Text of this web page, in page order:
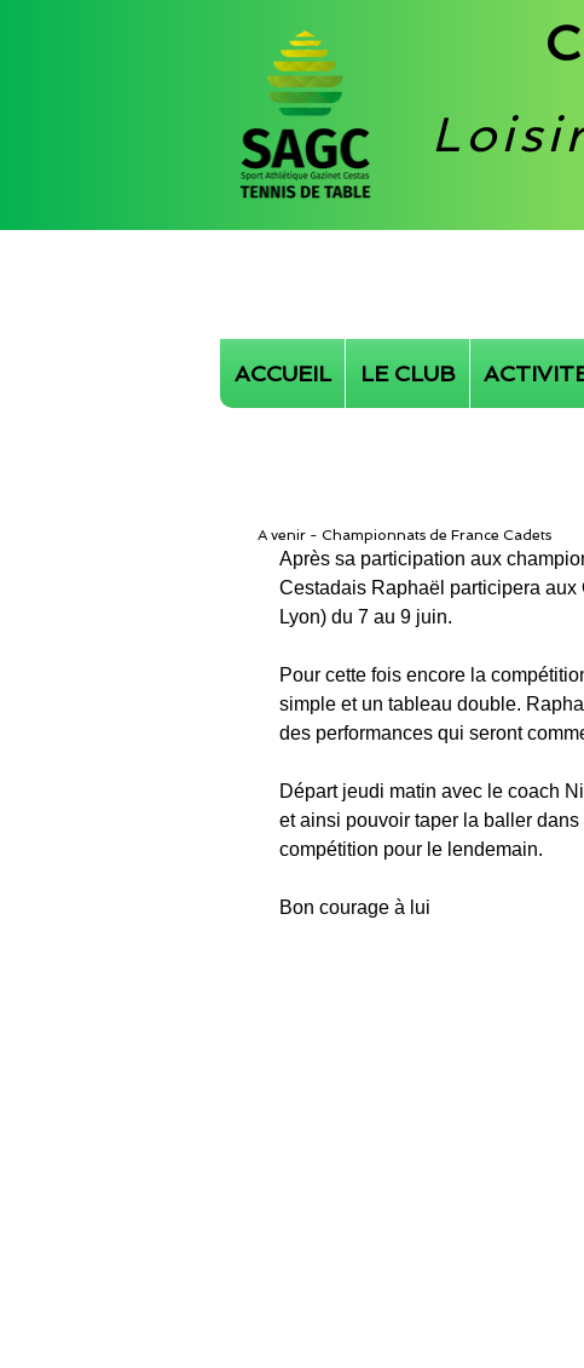
ACCUEIL LE CLUB
A venir - Championnats de France Cadets
Après sa participation aux
Cestadais Raphaël participera
Lyon) du 7 au 9 juin.
Pour cette fois encore la
simple et un tableau double.
des performances qui seront
Départ jeudi matin avec le coach
et ainsi pouvoir taper la baller
compétition pour le lendemain.
Bon courage à lui